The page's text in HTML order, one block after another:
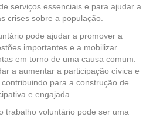
serviços essenciais e para ajudar a
crises sobre a população.
pode ajudar a promover a
importantes e a mobilizar
em torno de uma causa comum.
a aumentar a participação cívica e
para a construção de
e engajada.
trabalho voluntário pode ser uma